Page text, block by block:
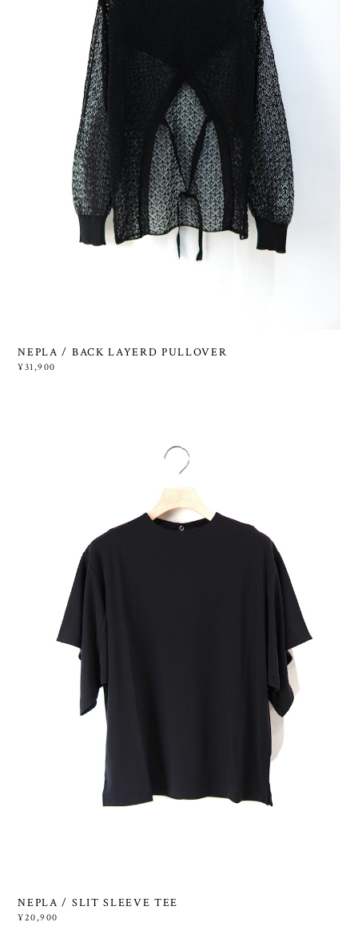
NEPLA / BACK LAYERD PULLOVER
¥31,900
NEPLA / SLIT SLEEVE TEE
¥20,900